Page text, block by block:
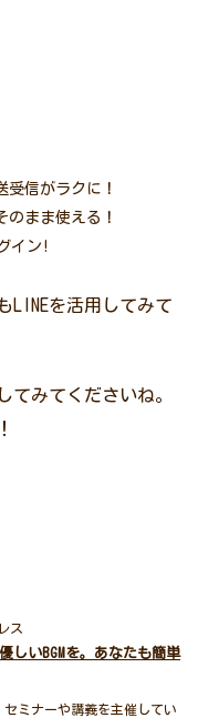
信がラクに！
のまま使える！
イン!
LINEを活用してみて
てみてくださいね。
ス
しいBGMを。あなたも簡単
ミナーや講義を主催してい